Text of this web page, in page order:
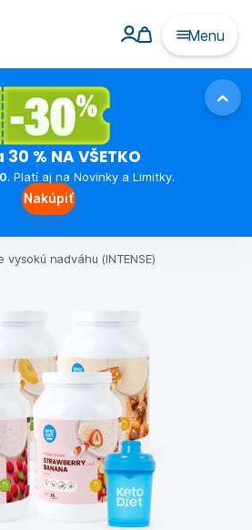
Menu
% NA VŠETKO
. Platí aj na Novinky a Limitky.
Nakúpiť
vysokú nadváhu (INTENSE)